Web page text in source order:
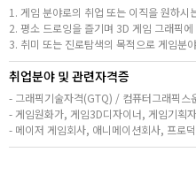
1. 게임 분야로의 취업 또는 이직을 원하시
2. 평소 드로잉을 즐기며 3D 게임 그래픽
3. 취미 또는 진로탐색의 목적으로 게임분
취업분야 및 관련자격증
- 그래픽기술자격(GTQ) / 컴퓨터그래픽스
- 게임원화가, 게임3D디자이너, 게임기획
- 메이저 게임회사, 애니메이션회사, 프로